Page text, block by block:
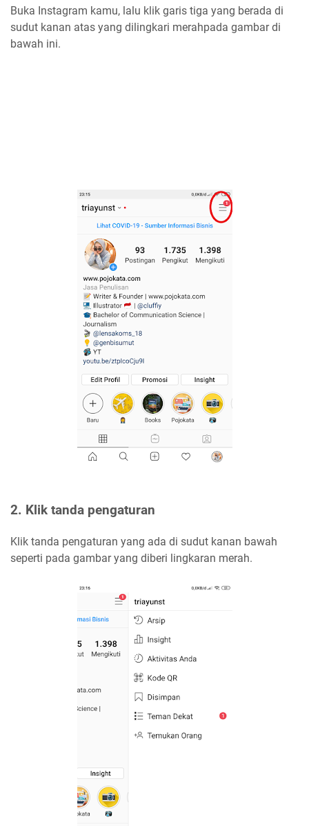
Buka Instagram kamu, lalu klik garis tiga yang berada di
sudut kanan atas yang dilingkari merahpada gambar di
bawah ini.
2. Klik tanda pengaturan
Klik tanda pengaturan yang ada di sudut kanan bawah
seperti pada gambar yang diberi lingkaran merah.